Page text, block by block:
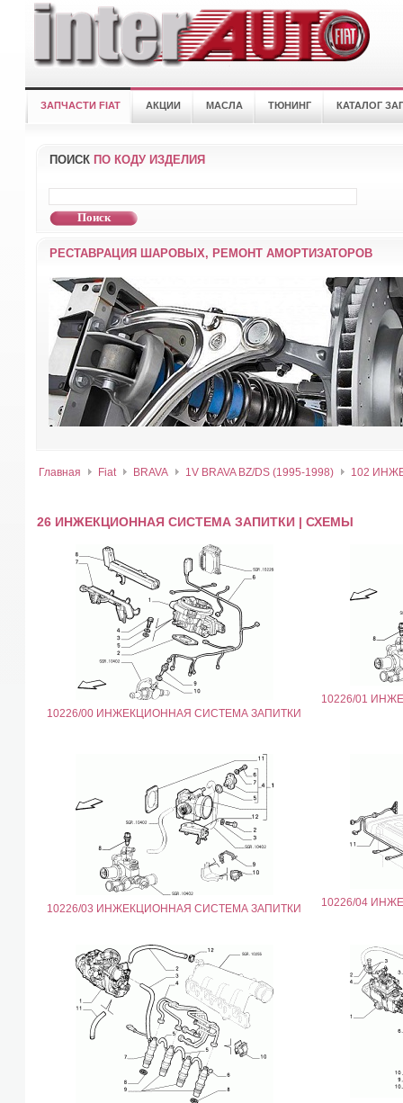
ЗАПЧАСТИ FIAT АКЦИИ МАСЛА ТЮНИНГ КАТАЛОГ
ПОИСК ПО КОДУ ИЗДЕЛИЯ
РЕСТАВРАЦИЯ ШАРОВЫХ, РЕМОНТ АМОРТИЗАТОРОВ
Главная Fiat BRAVA 1V BRAVA BZ/DS (1995-1998) 102
26 ИНЖЕКЦИОННАЯ СИСТЕМА ЗАПИТКИ | СХЕМЫ
10226/00 ИНЖЕКЦИОННАЯ СИСТЕМА ЗАПИТКИ
10226/01
10226/03 ИНЖЕКЦИОННАЯ СИСТЕМА ЗАПИТКИ 10226/04